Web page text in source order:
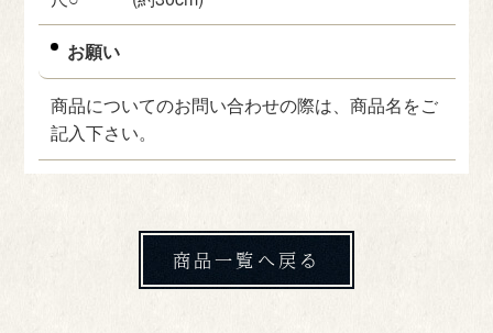
お願い
商品についてのお問い合わせの際は、商品名をご
記入下さい。
商品一覧へ戻る